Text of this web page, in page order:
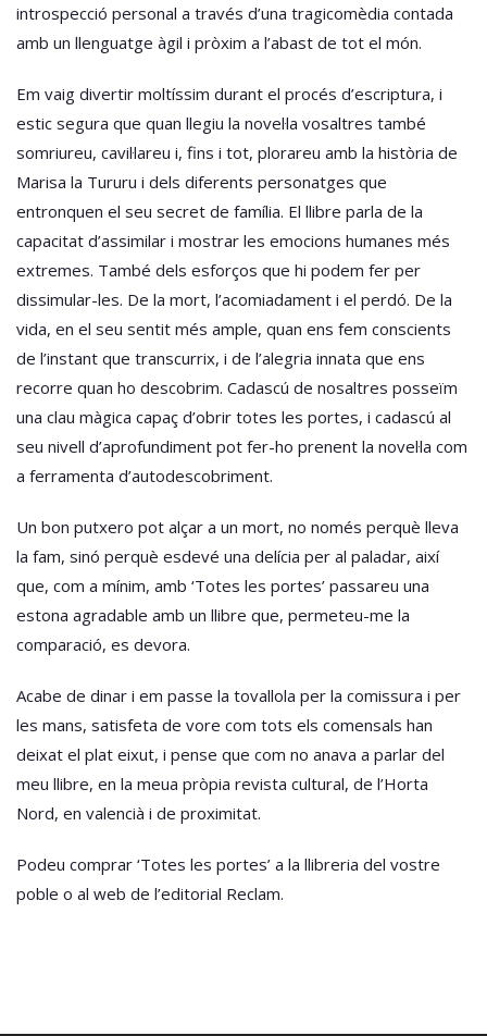
introspecció personal a través d’una tragicomèdia contada
amb un llenguatge àgil i pròxim a l’abast de tot el món.
Em vaig divertir moltíssim durant el procés d’escriptura, i
estic segura que quan llegiu la novel·la vosaltres també
somriureu, cavil·lareu i, fins i tot, plorareu amb la història de
Marisa la Tururu i dels diferents personatges que
entronquen el seu secret de família. El llibre parla de la
capacitat d’assimilar i mostrar les emocions humanes més
extremes. També dels esforços que hi podem fer per
dissimular-les. De la mort, l’acomiadament i el perdó. De la
vida, en el seu sentit més ample, quan ens fem conscients
de l’instant que transcurrix, i de l’alegria innata que ens
recorre quan ho descobrim. Cadascú de nosaltres posseïm
una clau màgica capaç d’obrir totes les portes, i cadascú al
seu nivell d’aprofundiment pot fer-ho prenent la novel·la com
a ferramenta d’autodescobriment.
Un bon putxero pot alçar a un mort, no només perquè lleva
la fam, sinó perquè esdevé una delícia per al paladar, així
que, com a mínim, amb ‘Totes les portes’ passareu una
estona agradable amb un llibre que, permeteu-me la
comparació, es devora.
Acabe de dinar i em passe la tovallola per la comissura i per
les mans, satisfeta de vore com tots els comensals han
deixat el plat eixut, i pense que com no anava a parlar del
meu llibre, en la meua pròpia revista cultural, de l’Horta
Nord, en valencià i de proximitat.
Podeu comprar ‘Totes les portes’ a la llibreria del vostre
poble o al web de l’editorial Reclam.